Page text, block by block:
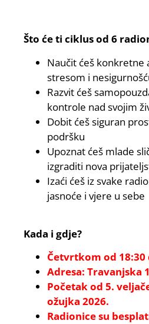
Što će ti ciklus od 6
Naučit ćeš konkretne
stresom i
Razvit ćeš
kontrole nad svojim
Dobit ćeš siguran
podršku
Upoznat ćeš mlade
izgraditi nova
Izaći ćeš iz svake
jasnoće i vjere u sebe
Kada i gdje?
Četvrtkom od 18:30
Adresa: Travanjska
Početak od 5.
ožujka 2026.
Radionice su